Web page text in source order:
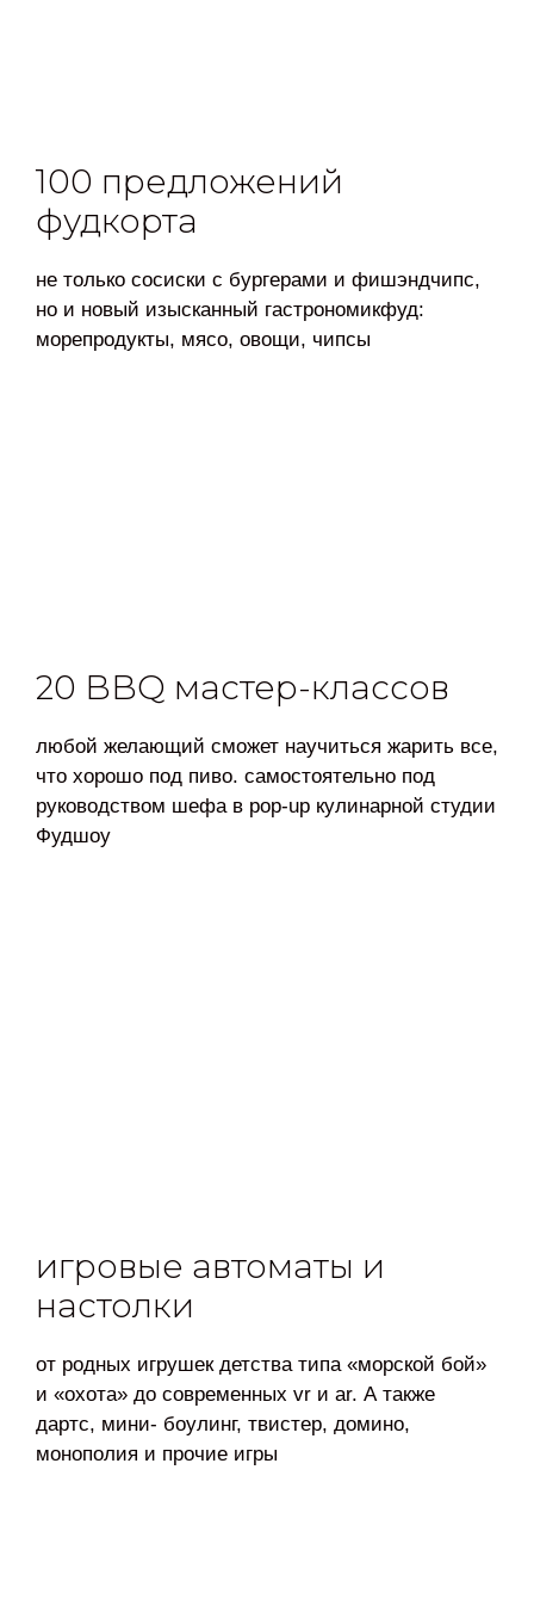
100 предложений
фудкорта
не только сосиски с бургерами и фишэндчипс,
но и новый изысканный гастрономикфуд:
морепродукты, мясо, овощи, чипсы
20 BBQ мастер-классов
любой желающий сможет научиться жарить все,
что хорошо под пиво. самостоятельно под
руководством шефа в pop-up кулинарной студии
Фудшоу
игровые автоматы и
настолки
от родных игрушек детства типа «морской бой»
и «охота» до современных vr и ar. А также
дартс, мини- боулинг, твистер, домино,
монополия и прочие игры